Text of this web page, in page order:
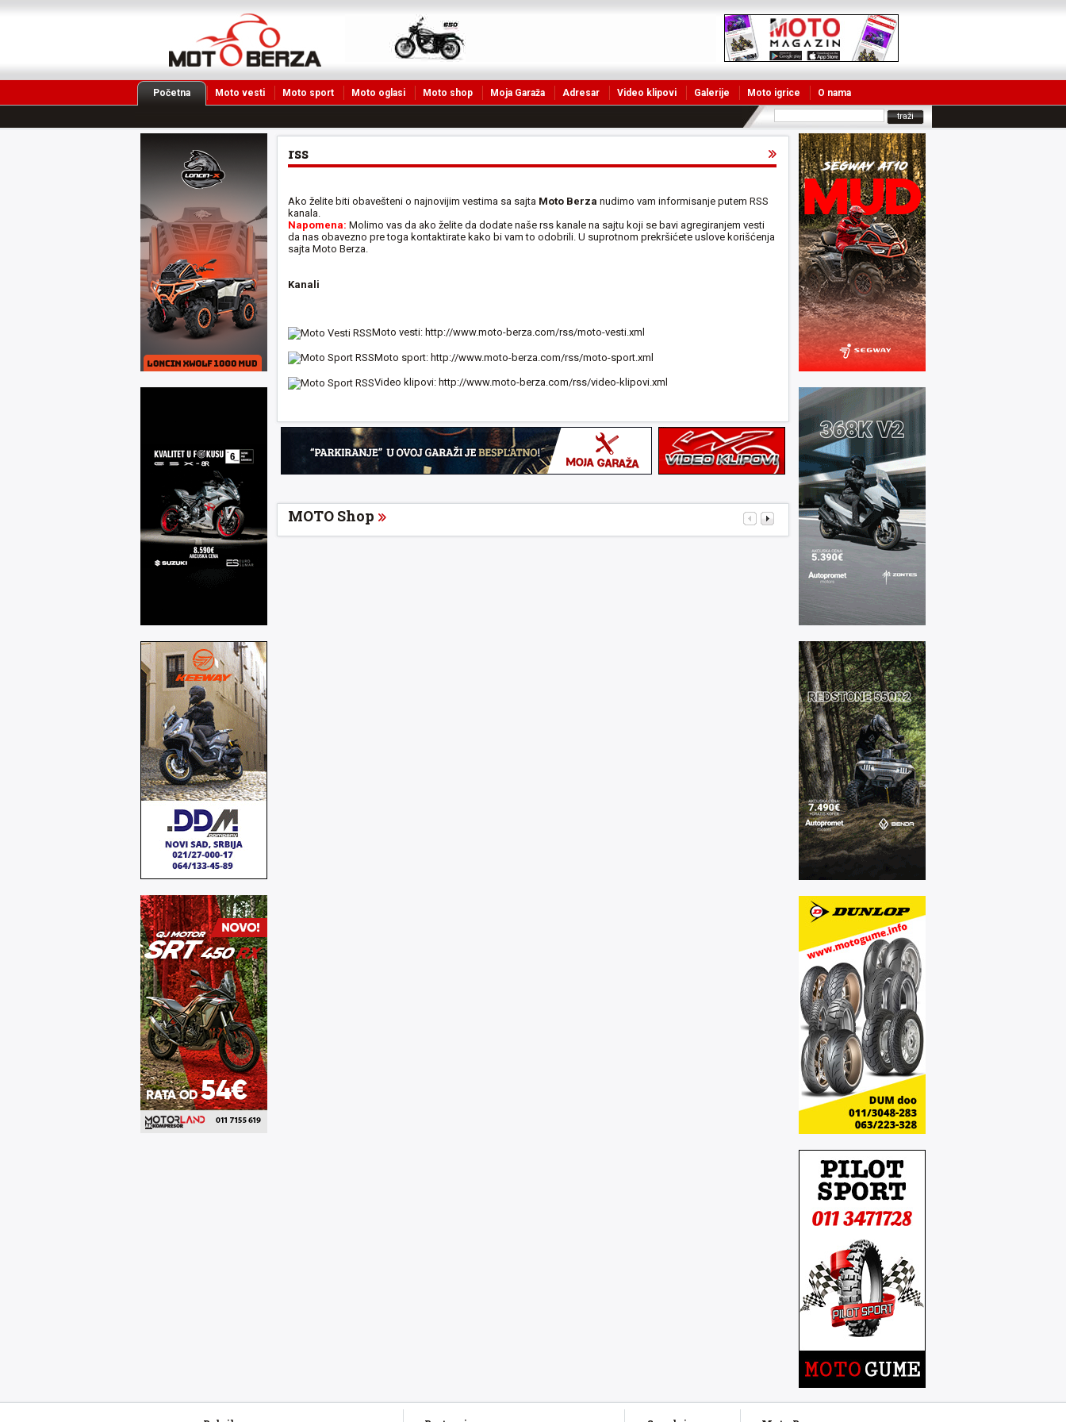
Početna Moto vesti Moto sport Moto oglasi Moto shop Moja Garaža Adresar Video klipovi Galerije Moto igrice O nama
rss
Ako želite biti obavešteni o najnovijim vestima sa sajta Moto Berza nudimo vam informisanje putem RSS
kanala.
Napomena: Molimo vas da ako želite da dodate naše rss kanale na sajtu koji se bavi agregiranjem vesti
da nas obavezno pre toga kontaktirate kako bi vam to odobrili. U suprotnom prekršićete uslove korišćenja
sajta Moto Berza.
Kanali
Moto vesti: http://www.moto-berza.com/rss/moto-vesti.xml
Moto sport: http://www.moto-berza.com/rss/moto-sport.xml
Video klipovi: http://www.moto-berza.com/rss/video-klipovi.xml
MOTO Shop